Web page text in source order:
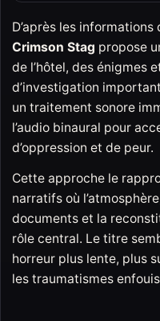
D’après les informations
Crimson Stag propose
de l’hôtel, des énigmes
d’investigation
un traitement sonore
l’audio binaural pour
d’oppression et de peur.
Cette approche le
narratifs où
documents et la
rôle central. Le titre
horreur plus lente, plus
les traumatismes